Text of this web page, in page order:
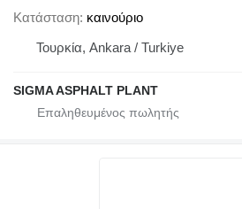
Κατάσταση καινούριο
Τουρκία, Ankara / Turkiye
SIGMA ASPHALT PLANT